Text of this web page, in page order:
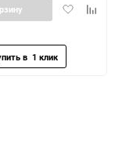
Добавить